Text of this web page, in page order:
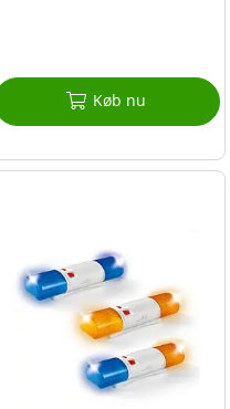
Køb nu